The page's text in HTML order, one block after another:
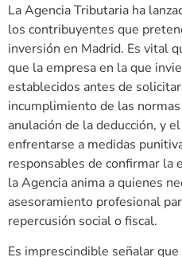
La Agencia Tributaria ha
los contribuyentes que
inversión en Madrid. Es vital
que la empresa en la que
establecidos antes de
incumplimiento de las
anulación de la deducción, y
enfrentarse a medidas
responsables de confirmar la
la Agencia anima a quienes
asesoramiento profesional
repercusión social o fiscal.
Es imprescindible señalar